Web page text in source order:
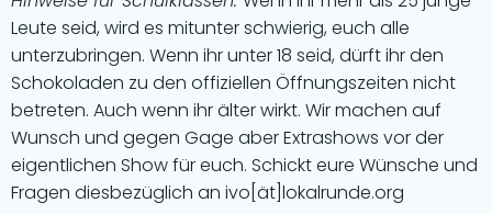
Leute seid, wird es mitunter schwierig, euch alle
unterzubringen. Wenn ihr unter 18 seid, dürft ihr den
Schokoladen zu den offiziellen Öffnungszeiten nicht
betreten. Auch wenn ihr älter wirkt. Wir machen auf
Wunsch und gegen Gage aber Extrashows vor der
eigentlichen Show für euch. Schickt eure Wünsche und
Fragen diesbezüglich an ivo[ät]lokalrunde.org